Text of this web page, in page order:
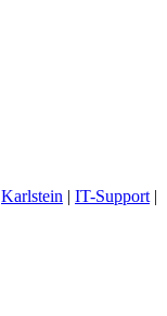
Karlstein | IT-Support |